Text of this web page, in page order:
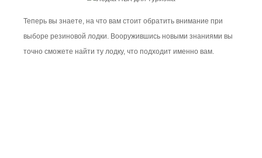
Теперь вы знаете, на что вам стоит обратить внимание при
выборе резиновой лодки. Вооружившись новыми знаниями вы
точно сможете найти ту лодку, что подходит именно вам.